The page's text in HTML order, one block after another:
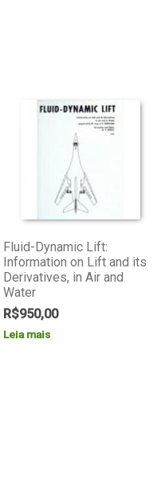
Fluid-Dynamic Lift:
Information on Lift and its
Derivatives, in Air and
Water
R$950,00
Leia mais